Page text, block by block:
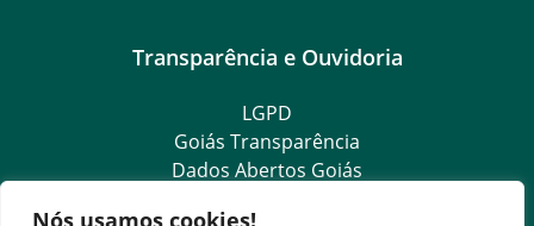
Nós usamos cookies!
Transparência e Ouvidoria
LGPD
Goiás Transparência
Dados Abertos Goiás